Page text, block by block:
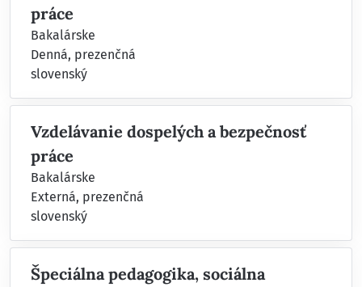
práce
Bakalárske
Denná, prezenčná
slovenský
Vzdelávanie dospelých a bezpečnosť
práce
Bakalárske
Externá, prezenčná
slovenský
Špeciálna pedagogika, sociálna